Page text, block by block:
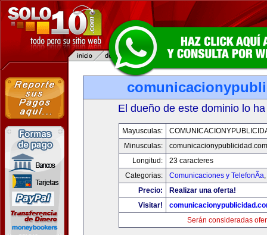
El dueño de este dominio lo
Mayusculas:
Minusculas:
comunicacionypublicidad.com
Longitud:
23 caracteres
Categorias:
Comunicaciones y TelefonÃ­a,
Precio:
Realizar una oferta!
Visitar!
Serán consideradas